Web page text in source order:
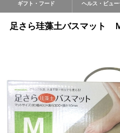
ギフト・フード ヘルス・ビュ
足さら珪藻土バスマット